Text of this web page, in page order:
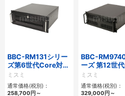
BBC-RM131シリー
ズ第6世代Core対応
省スペースラックマ
ウントFAPC
3PCI3PCIe
ミスミ
通常価格(税別)：
258,700円～
BBC-
ーズ 第12世
対応ラックマ
FAPC4PCI・
ミスミ
通常価格(税別)：
329,000円～